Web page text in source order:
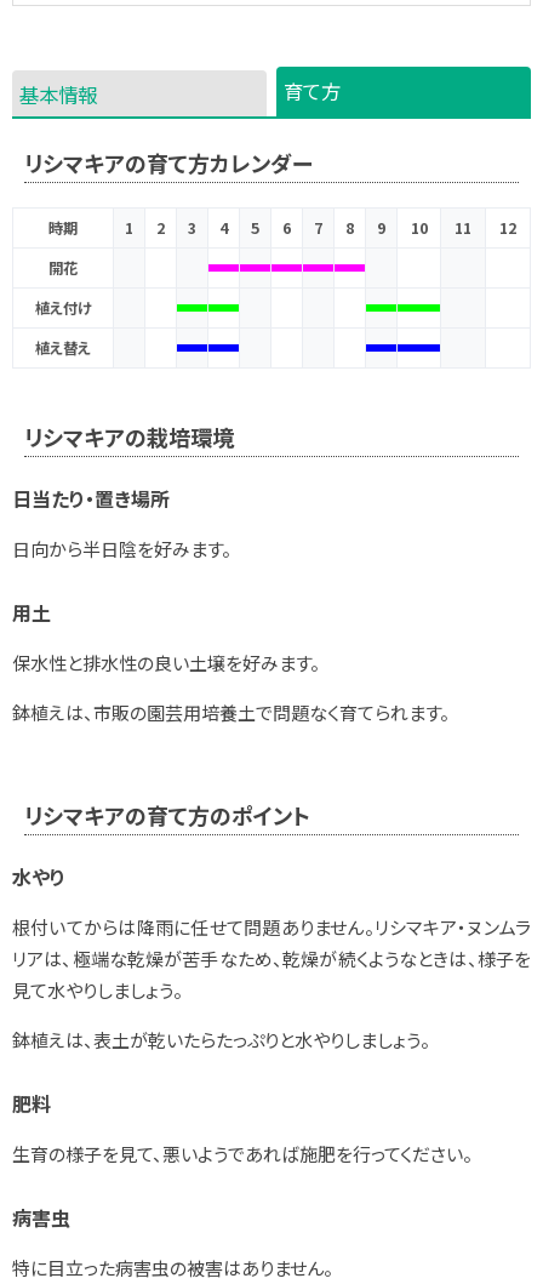
基本情報 育て方
リシマキアの育て方カレンダー
時期 1 2 3 4 5 6 7 8 9 10 11
12
開花
植え付け
植え替え
リシマキアの栽培環境
日当たり・置き場所
日向から半日陰を好みます。
用土
保水性と排水性の良い土壌を好みます。
鉢植えは、市販の園芸用培養土で問題なく育てられます。
リシマキアの育て方のポイント
水やり
根付いてからは降雨に任せて問題ありません。リシマキア・ヌンムラ
リアは、極端な乾燥が苦手なため、乾燥が続くようなときは、様子を
見て水やりしましょう。
鉢植えは、表土が乾いたらたっぷりと水やりしましょう。
肥料
生育の様子を見て、悪いようであれば施肥を行ってください。
病害虫
特に目立った病害虫の被害はありません。